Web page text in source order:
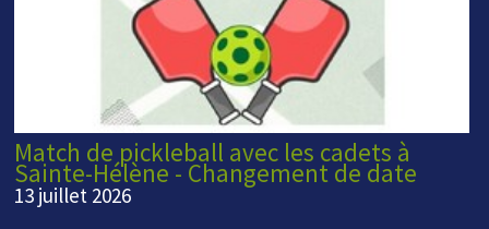
Match de pickleball avec les cadets à
Sainte-Hélène - Changement de date
13 juillet 2026